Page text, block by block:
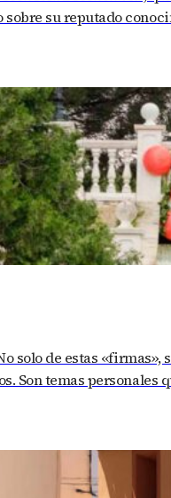
su reputado
solo de estas
Son temas